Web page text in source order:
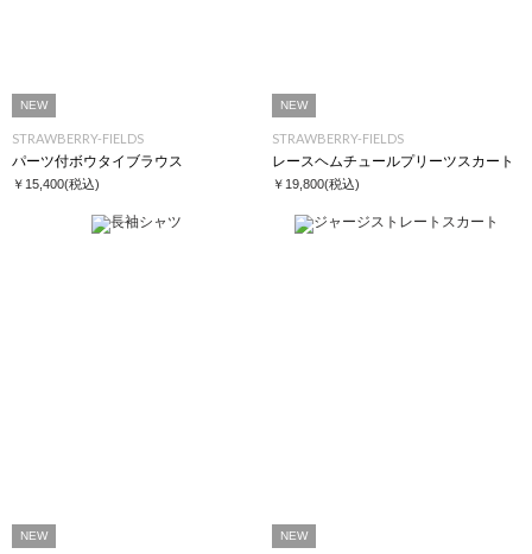
NEW
STRAWBERRY-FIELDS
パーツ付ボウタイブラウス
￥15,400(税込)
NEW
STRAWBERRY-FIELDS
レースヘムチュールプリーツスカート
￥19,800(税込)
NEW NEW